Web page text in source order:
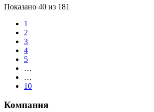
Показано 40 из 181
1
2
3
4
5
…
…
10
Компания